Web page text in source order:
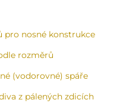
pro nosné konstrukce
rozměrů
(vodorovné) spáře
z pálených zdicích